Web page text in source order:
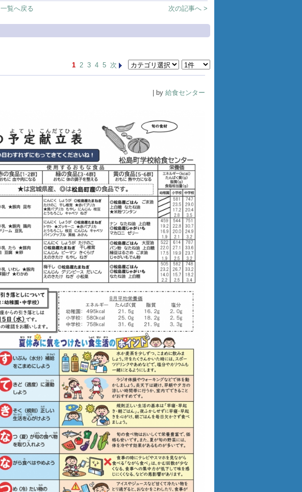
次の記事へ >
一覧へ戻る
1 2 3 4 5 次
| by 給食センター